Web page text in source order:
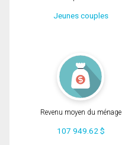
Jeunes couples
Revenu moyen du ménage
107 949.62 $